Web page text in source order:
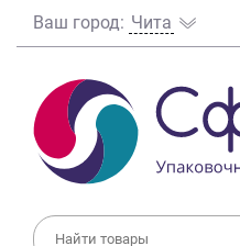
Ваш город: Чита